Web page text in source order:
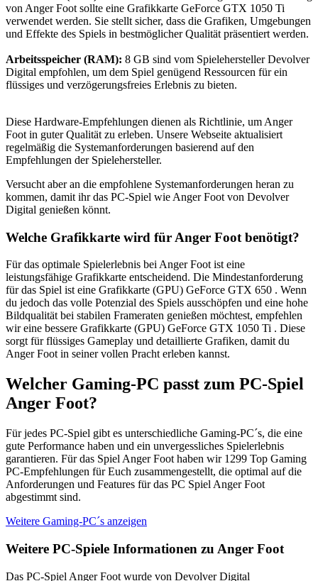
von Anger Foot sollte eine Grafikkarte GeForce GTX 1050 Ti
verwendet werden. Sie stellt sicher, dass die Grafiken, Umgebungen
und Effekte des Spiels in bestmöglicher Qualität präsentiert werden.
Arbeitsspeicher (RAM): 8 GB sind vom Spielehersteller Devolver
Digital empfohlen, um dem Spiel genügend Ressourcen für ein
flüssiges und verzögerungsfreies Erlebnis zu bieten.
Diese Hardware-Empfehlungen dienen als Richtlinie, um Anger
Foot in guter Qualität zu erleben. Unsere Webseite aktualisiert
regelmäßig die Systemanforderungen basierend auf den
Empfehlungen der Spielehersteller.
Versucht aber an die empfohlene Systemanforderungen heran zu
kommen, damit ihr das PC-Spiel wie Anger Foot von Devolver
Digital genießen könnt.
Welche Grafikkarte wird für Anger Foot benötigt?
Für das optimale Spielerlebnis bei Anger Foot ist eine
leistungsfähige Grafikkarte entscheidend. Die Mindestanforderung
für das Spiel ist eine Grafikkarte (GPU) GeForce GTX 650 . Wenn
du jedoch das volle Potenzial des Spiels ausschöpfen und eine hohe
Bildqualität bei stabilen Frameraten genießen möchtest, empfehlen
wir eine bessere Grafikkarte (GPU) GeForce GTX 1050 Ti . Diese
sorgt für flüssiges Gameplay und detaillierte Grafiken, damit du
Anger Foot in seiner vollen Pracht erleben kannst.
Welcher Gaming-PC passt zum PC-Spiel
Anger Foot?
Für jedes PC-Spiel gibt es unterschiedliche Gaming-PC´s, die eine
gute Performance haben und ein unvergessliches Spielerlebnis
garantieren. Für das Spiel Anger Foot haben wir 1299 Top Gaming
PC-Empfehlungen für Euch zusammengestellt, die optimal auf die
Anforderungen und Features für das PC Spiel Anger Foot
abgestimmt sind.
Weitere Gaming-PC´s anzeigen
Weitere PC-Spiele Informationen zu Anger Foot
Das PC-Spiel Anger Foot wurde von Devolver Digital